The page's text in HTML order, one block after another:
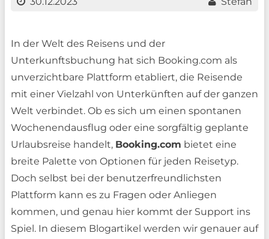
In der Welt des Reisens und der
Unterkunftsbuchung hat sich Booking.com als
unverzichtbare Plattform etabliert, die Reisende
mit einer Vielzahl von Unterkünften auf der ganzen
Welt verbindet. Ob es sich um einen spontanen
Wochenendausflug oder eine sorgfältig geplante
Urlaubsreise handelt, Booking.com bietet eine
breite Palette von Optionen für jeden Reisetyp.
Doch selbst bei der benutzerfreundlichsten
Plattform kann es zu Fragen oder Anliegen
kommen, und genau hier kommt der Support ins
Spiel. In diesem Blogartikel werden wir genauer auf